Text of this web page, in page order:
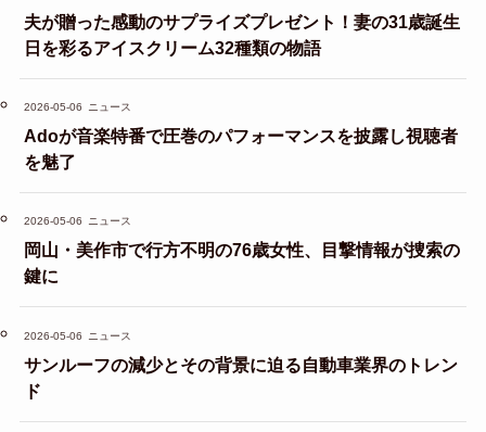
夫が贈った感動のサプライズプレゼント！妻の31歳誕生
日を彩るアイスクリーム32種類の物語
2026-05-06 ニュース
Adoが音楽特番で圧巻のパフォーマンスを披露し視聴者
を魅了
2026-05-06 ニュース
岡山・美作市で行方不明の76歳女性、目撃情報が捜索の
鍵に
2026-05-06 ニュース
サンルーフの減少とその背景に迫る自動車業界のトレン
ド